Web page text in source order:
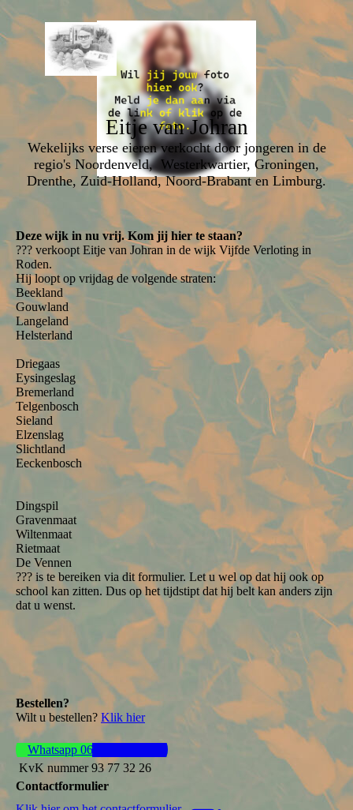
Eitje van Johran
Wekelijks verse eieren verkocht door jongeren in de
regio's Noordenveld, Westerkwartier, Groningen,
Drenthe, Zuid-Holland, Noord-Brabant en Limburg.
Deze wijk in nu vrij. Kom jij hier te staan?
??? verkoopt Eitje van Johran in de wijk Vijfde Verloting in
Roden.
Hij loopt op vrijdag de volgende straten:
Beekland
Gouwland
Langeland
Helsterland
Driegaas
Eysingeslag
Bremerland
Telgenbosch
Sieland
Elzenslag
Slichtland
Eeckenbosch
Dingspil
Gravenmaat
Wiltenmaat
Rietmaat
De Vennen
??? is te bereiken via dit formulier. Let u wel op dat hij ook op
school kan zitten. Dus op het tijdstipt dat hij belt kan anders zijn
dat u wenst.
Bestellen?
Wilt u bestellen? Klik hier
Whatsapp 06 44 57 37 61
KvK nummer 93 77 32 26
Contactformulier